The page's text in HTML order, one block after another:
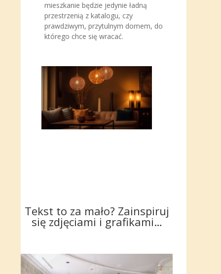
mieszkanie będzie jedynie ładną
przestrzenią z katalogu, czy
prawdziwym, przytulnym domem, do
którego chce się wracać.
Tekst to za mało? Zainspiruj
się zdjęciami i grafikami…